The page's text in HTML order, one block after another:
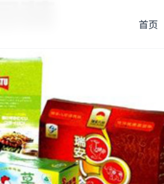
首页